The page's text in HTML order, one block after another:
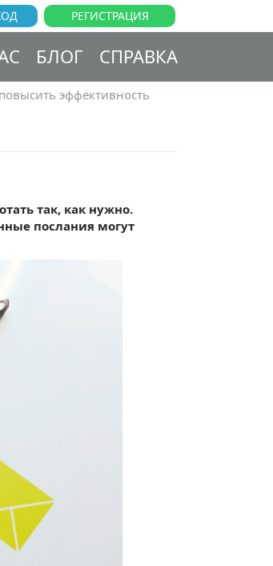
РЕГИСТРАЦИЯ
БЛОГ СПРАВКА
эффективность
так, как нужно.
послания могут